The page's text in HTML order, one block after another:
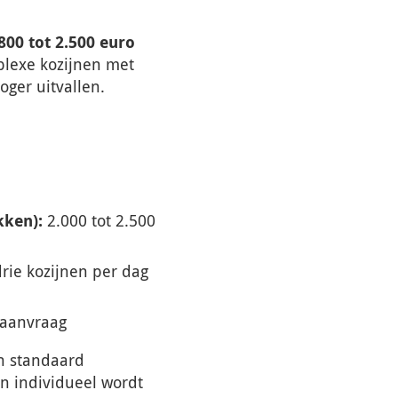
tot 2.500 euro
kozijnen met
uitvallen.
2.000 tot 2.500
kozijnen per dag
standaard
individueel wordt